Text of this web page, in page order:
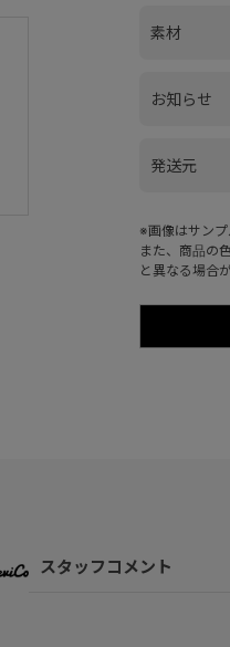
発送元
素材
※画像はサンプ
また、商品の
と異なる場合
お知らせ
スタッフコメント